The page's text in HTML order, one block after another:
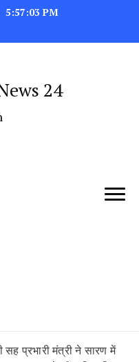
5:57:04 PM
24
सह प्रभारी मंत्री ने सारण में